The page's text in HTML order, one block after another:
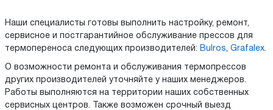
Наши специалисты готовы выполнить настройку, ремонт,
сервисное и постгарантийное обслуживание прессов для
термопереноса следующих производителей: Bulros Grafalex
О возможности ремонта и обслуживания термопрессов
других производителей уточняйте у наших менеджеров.
Работы выполняются на территории наших собственных
сервисных центров. Также возможен срочный выезд